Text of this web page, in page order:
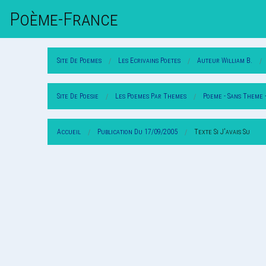
Poème-FrAnce
Site De Poemes Les Ecrivains Poetes Auteur William B.
Site De Poesie Les Poemes Par Themes Poeme - Sans Theme -
Accueil Publication Du 17/09/2005 Texte Si J'avais Su